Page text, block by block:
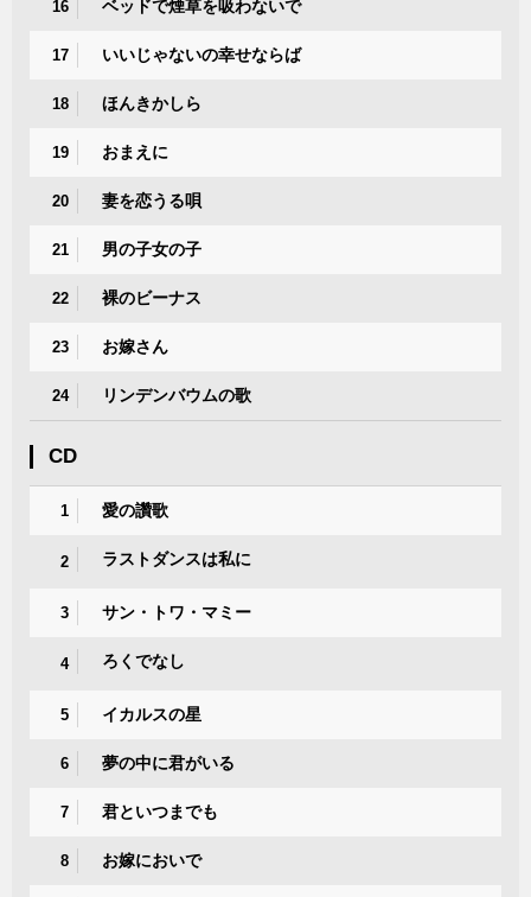
16 ベッドで煙草を吸わないで
17 いいじゃないの幸せならば
18 ほんきかしら
19 おまえに
20 妻を恋うる唄
21 男の子女の子
22 裸のビーナス
23 お嫁さん
24 リンデンバウムの歌
CD
1 愛の讚歌
2 ラストダンスは私に
3 サン・トワ・マミー
4 ろくでなし
5 イカルスの星
6 夢の中に君がいる
7 君といつまでも
8 お嫁においで